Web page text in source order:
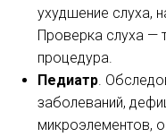
ухудшение слуха,
Проверка слуха —
процедура.
Педиатр.
заболеваний,
микроэлементов,